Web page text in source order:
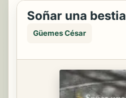
Soñar una bestia
Güemes César